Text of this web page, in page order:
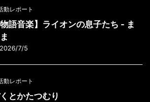
動レポート
物語音楽】ライオンの息子たち - ま
2026/7/5
動レポート
とかたつむり